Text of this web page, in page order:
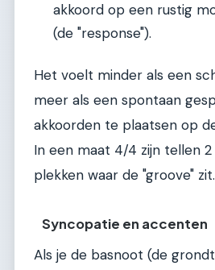
akkoord op een rustig
(de "response").
Het voelt minder als een
meer als een spontaan
akkoorden te plaatsen op
In een maat 4/4 zijn tellen
plekken waar de "groove" zit.
Syncopatie en accenten
Als je de basnoot (de